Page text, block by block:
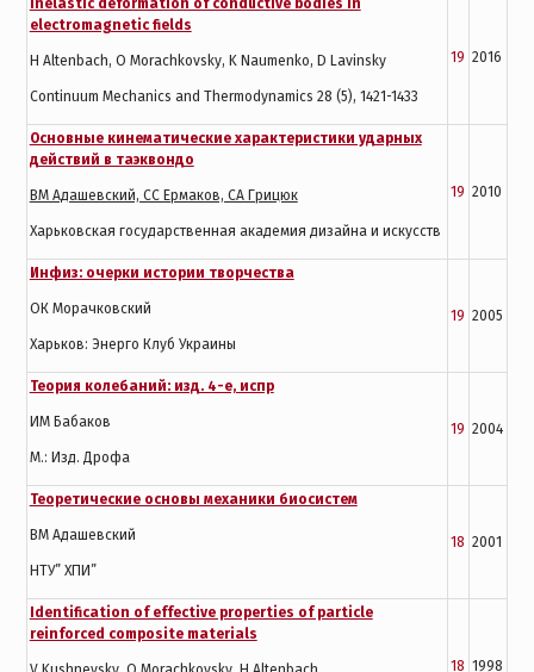
Inelastic deformation of conductive bodies in
electromagnetic fields
H Altenbach, O Morachkovsky, K Naumenko, D Lavinsky
Continuum Mechanics and Thermodynamics 28 (5), 1421-1433
19 2016
Основные кинематические характеристики ударных
действий в таэквондо
ВМ Адашевский, СС Ермаков, СА Грицюк
Харьковская государственная академия дизайна и искусств
19 2010
Инфиз: очерки истории творчества
ОК Морачковский
Харьков: Энерго Клуб Украины
19 2005
Теория колебаний: изд. 4-е, испр
ИМ Бабаков
М.: Изд. Дрофа
19 2004
Теоретические основы механики биосистем
ВМ Адашевский
НТУ” ХПИ”
18 2001
Identification of effective properties of particle
reinforced composite materials
18 1998